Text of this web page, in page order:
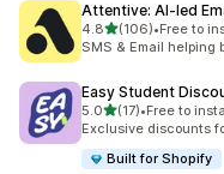
Attentive: AI‑led
4.8별 5개 중
(106)
총 리뷰 106개
•Free to
SMS & Email helping
Easy Student
5.0별 5개 중
(17)
총 리뷰 17개
•Free to
Exclusive discounts
Built for Shopify